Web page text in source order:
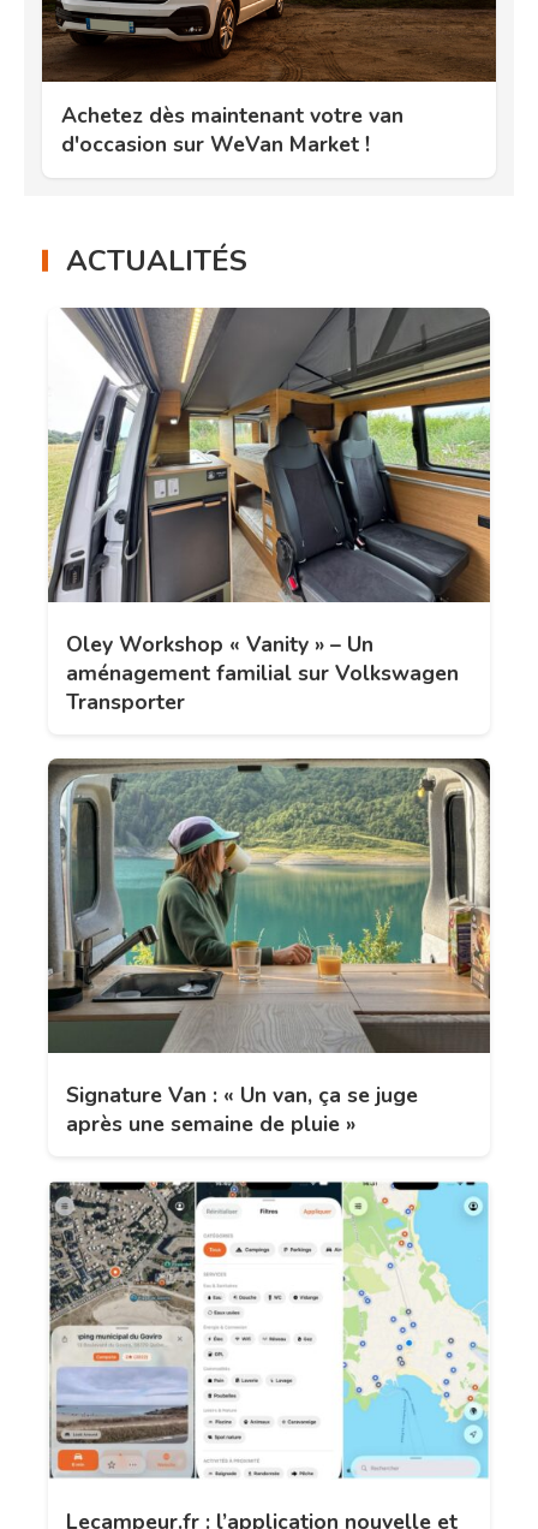
Achetez dès maintenant votre van
d'occasion sur WeVan Market !
ACTUALITÉS
Oley Workshop « Vanity » – Un
aménagement familial sur Volkswagen
Transporter
Signature Van : « Un van, ça se juge
après une semaine de pluie »
Lecampeur.fr : l’application nouvelle et